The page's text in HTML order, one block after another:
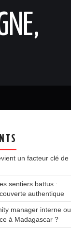
un facteur clé de
sentiers battus :
authentique
manager interne ou
à Madagascar ?